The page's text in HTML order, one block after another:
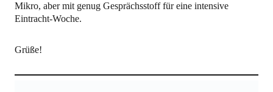
Mikro, aber mit genug Gesprächsstoff für eine intensive
Eintracht-Woche.
Grüße!